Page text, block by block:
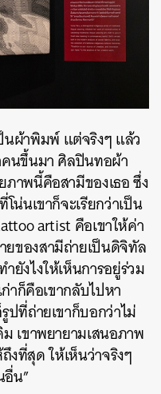
นผ้าพิมพ์ แต่จริงๆ แล้ว
นขึ้นมา ศิลปินทอผ้า
าพนี้คือสามีของเธอ ซึ่ง
น่นเขาก็จะเรียกว่าเป็น
artist คือเขาให้ค่า
ของสามีถ่ายเป็นดิจิทัล
ยังไงให้เห็นการอยู่ร่วม
าก็คือเขากลับไปหา
ที่ถ่ายเขาก็บอกว่าไม่
เขาพยายามเสนอภาพ
งที่สุด ให้เห็นว่าจริงๆ
น”
EMAIL